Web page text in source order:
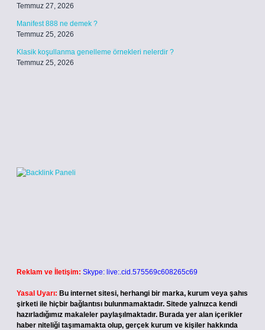
Temmuz 27, 2026
Manifest 888 ne demek ?
Temmuz 25, 2026
Klasik koşullanma genelleme örnekleri nelerdir ?
Temmuz 25, 2026
Reklam ve İletişim: Skype: live:.cid.575569c608265c69
Yasal Uyarı: Bu internet sitesi, herhangi bir marka, kurum veya şahıs
şirketi ile hiçbir bağlantısı bulunmamaktadır. Sitede yalnızca kendi
hazırladığımız makaleler paylaşılmaktadır. Burada yer alan içerikler
haber niteliği taşımamakta olup, gerçek kurum ve kişiler hakkında